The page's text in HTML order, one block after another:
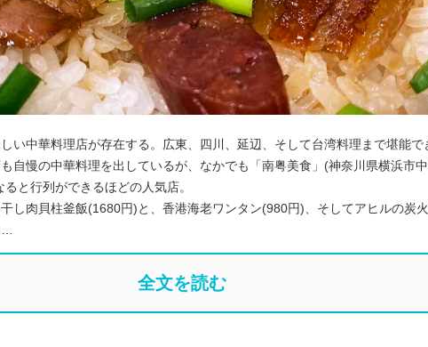
い中華料理店が存在する。広東、四川、延辺、そして台湾料理まで堪能で
自慢の中華料理を出しているが、なかでも「南粤美食」(神奈川県横浜市
と行列ができるほどの人気店。
し肉貝柱釜飯(1680円)と、香港海老ワンタン(980円)、そしてアヒルの炭
…
全文を読む